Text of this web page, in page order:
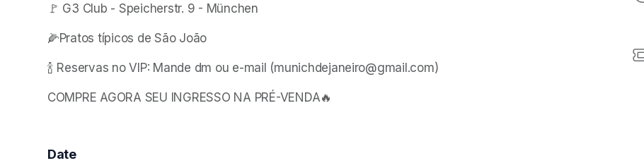
🚩 G3 Club - Speicherstr. 9 - München
🌽Pratos típicos de São João
🍾 Reservas no VIP: Mande dm ou e-mail (munichdejaneiro@gmail.com)
COMPRE AGORA SEU INGRESSO NA PRÉ-VENDA🔥
Date